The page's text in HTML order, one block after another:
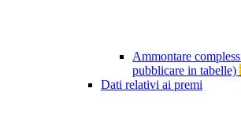
Ammontare
pubblicare in tabelle)
Dati relativi ai premi